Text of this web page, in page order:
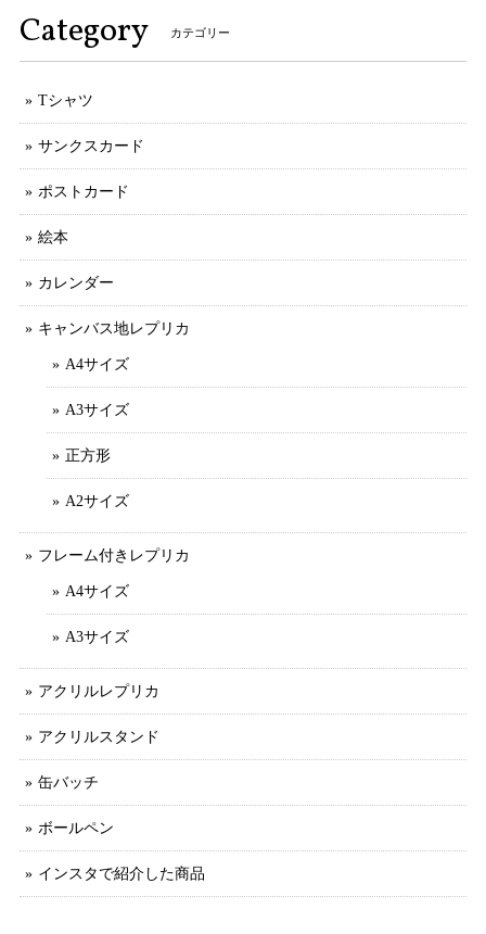
Category カテゴリー
Tシャツ
サンクスカード
ポストカード
絵本
カレンダー
キャンバス地レプリカ
A4サイズ
A3サイズ
正方形
A2サイズ
フレーム付きレプリカ
A4サイズ
A3サイズ
アクリルレプリカ
アクリルスタンド
缶バッチ
ボールペン
インスタで紹介した商品